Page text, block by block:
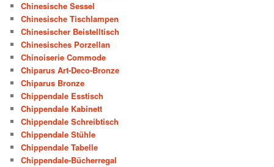
Chinesische Sessel
Chinesische Tischlampen
Chinesischer Beistelltisch
Chinesisches Porzellan
Chinoiserie Commode
Chiparus Art-Deco-Bronze
Chiparus Bronze
Chippendale Esstisch
Chippendale Kabinett
Chippendale Schreibtisch
Chippendale Stühle
Chippendale Tabelle
Chippendale-Bücherregal